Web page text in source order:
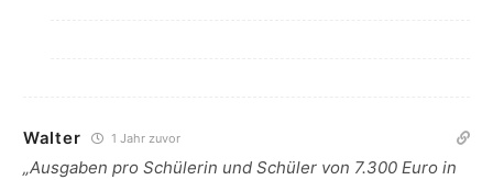
Walter 1 Jahr zuvor
„Ausgaben pro Schülerin und Schüler von 7.300 Euro in